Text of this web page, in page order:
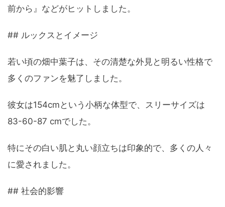
前から』などがヒットしました。
## ルックスとイメージ
若い頃の畑中葉子は、その清楚な外見と明るい性格で
多くのファンを魅了しました。
彼女は154cmという小柄な体型で、スリーサイズは
83-60-87 cmでした。
特にその白い肌と丸い顔立ちは印象的で、多くの人々
に愛されました。
## 社会的影響